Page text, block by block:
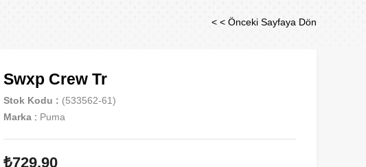
< < Önceki Sayfaya Dön
Swxp Crew Tr
Stok Kodu
(533562-61)
Marka : Puma
₺729,90